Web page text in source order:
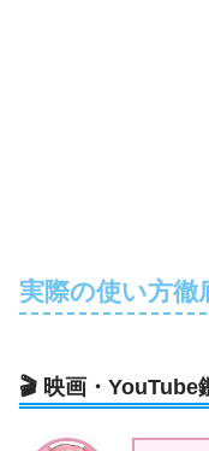
実際の使い方徹
🎬 映画・YouTube